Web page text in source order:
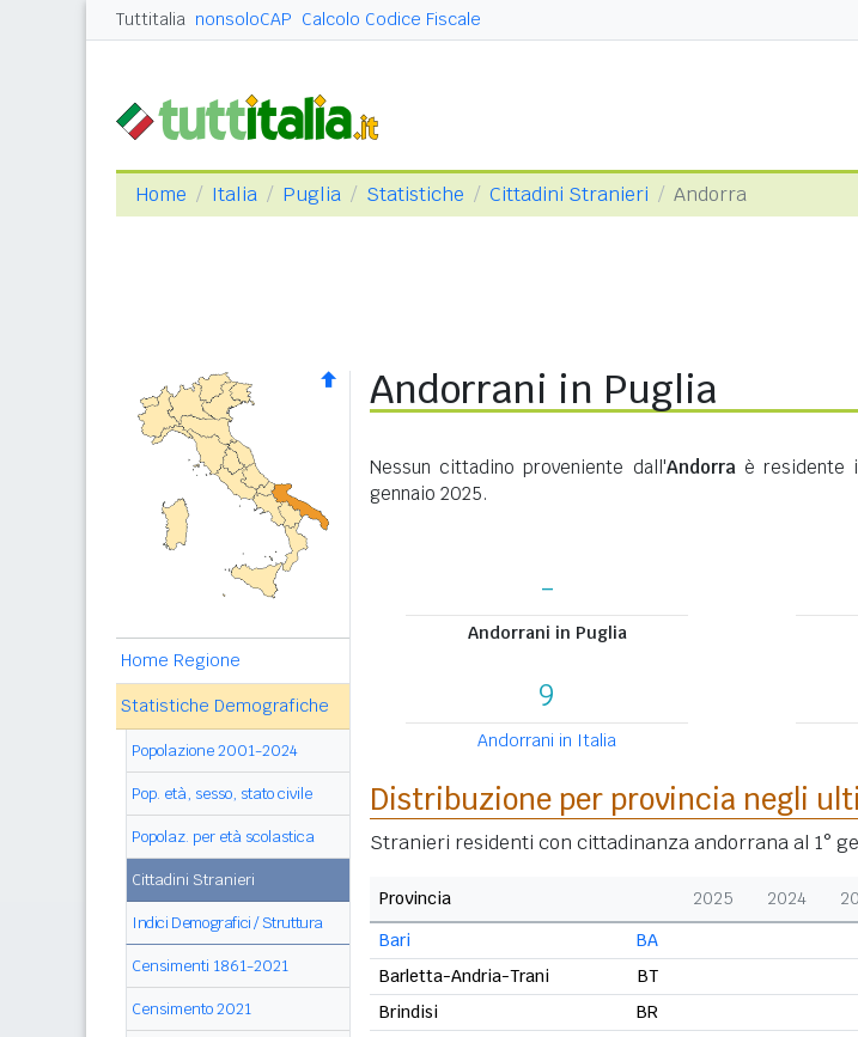
Tuttitalia nonsoloCAP Calcolo Codice Fiscale
Home Italia Puglia Statistiche Cittadini Stranieri Andorra
Home Regione
Statistiche Demografiche
Popolazione 2001-2024
Pop. età, sesso, stato civile
Popolaz. per età scolastica
Cittadini Stranieri
Indici Demografici / Struttura
Censimenti 1861-2021
Censimento 2021
Andorrani in Puglia
Nessun cittadino proveniente dall'Andorraè residente
gennaio 2025.
-
Andorrani in Puglia
9
Andorrani in Italia
Distribuzione per provincia negli
Stranieri residenti con cittadinanza andorrana al 1°
Provincia 2025 2024
BA
Bari
BT
Barletta-Andria-Trani
BR
Brindisi